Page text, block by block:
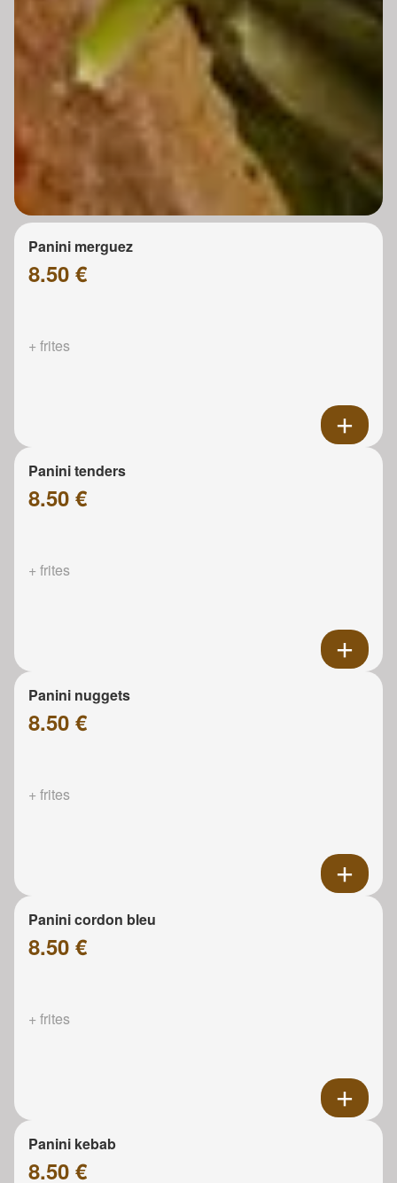
Panini merguez
8.50 €
+ frites
Panini tenders
8.50 €
+ frites
Panini nuggets
8.50 €
+ frites
Panini cordon bleu
8.50 €
+ frites
Panini kebab
8.50 €